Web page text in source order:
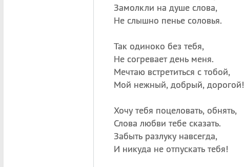
Замолкли на душе слова,
Не слышно пенье соловья.
Так одиноко без тебя,
Не согревает день меня.
Мечтаю встретиться с тобой,
Мой нежный, добрый, дорогой!
Хочу тебя поцеловать, обнять,
Слова любви тебе сказать.
Забыть разлуку навсегда,
И никуда не отпускать тебя!